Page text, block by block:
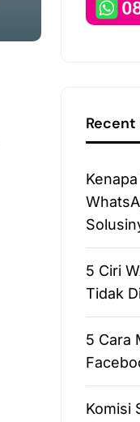
Recent
5 Ciri
Tidak
5 Cara
Komisi